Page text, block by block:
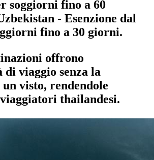
soggiorni fino a 60
- Esenzione dal
fino a 30 giorni.
offrono
viaggio senza la
un visto, rendendole
thailandesi.